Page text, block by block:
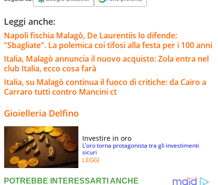
Leggi anche:
Napoli fischia Malagò, De Laurentiis lo difende:
"Sbagliate". La polemica coi tifosi alla festa per i 100 anni
Italia, Malagò annuncia il nuovo acquisto: Zola entra nel
club Italia, ecco cosa farà
Italia, su Malagò continua il fuoco di critiche: da Cairo a
Carraro tutti contro Mancini ct
Gioielleria Delfino
Investire in oro
L’oro torna protagonista tra gli investimenti
sicuri
LEGGI